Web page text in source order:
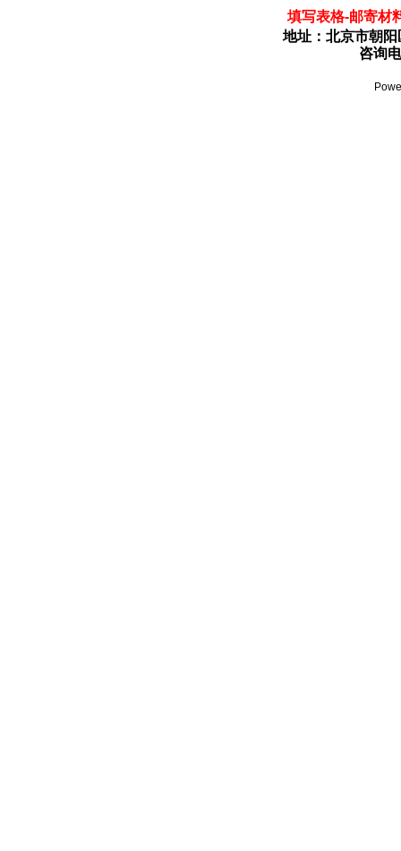
填写表格-邮寄材
地址：北京市朝
咨询